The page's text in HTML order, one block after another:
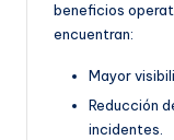
beneficios
encuentran:
Mayor
Reducción
incidentes.